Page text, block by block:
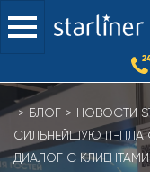
Skip
to
content
БЛОГ НОВОСТИ
СИЛЬНЕЙШУЮ IT-
ДИАЛОГ С КЛИЕНТАМИ